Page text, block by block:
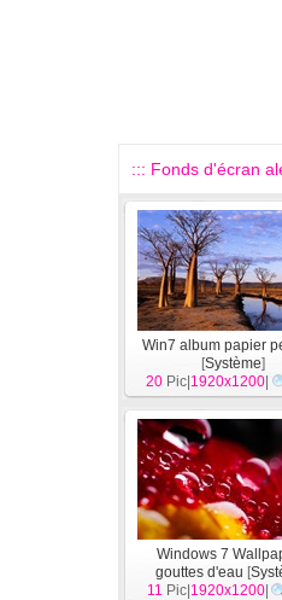
::: Fonds d'écran
Win7 album papier
[Système]
20 Pic| 1920x1200
Windows 7
gouttes d'eau [
11 Pic| 1920x1200